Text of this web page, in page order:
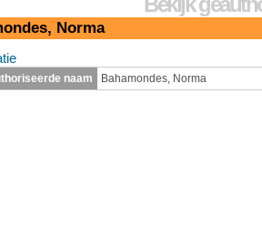
Norma
naam Bahamondes, Norma